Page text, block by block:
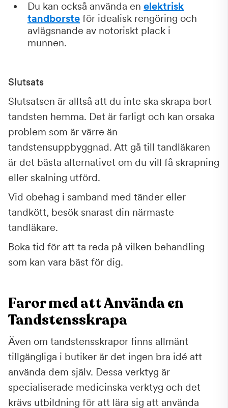
Du kan också använda en elektrisk
tandborste för idealisk rengöring och
avlägsnande av notoriskt plack i
munnen.
Slutsats
Slutsatsen är alltså att du inte ska skrapa bort
tandsten hemma. Det är farligt och kan orsaka
problem som är värre än
tandstensuppbyggnad. Att gå till tandläkaren
är det bästa alternativet om du vill få skrapning
eller skalning utförd.
Vid obehag i samband med tänder eller
tandkött, besök snarast din närmaste
tandläkare.
Boka tid för att ta reda på vilken behandling
som kan vara bäst för dig.
Faror med att Använda en
Tandstensskrapa
Även om tandstensskrapor finns allmänt
tillgängliga i butiker är det ingen bra idé att
använda dem själv. Dessa verktyg är
specialiserade medicinska verktyg och det
krävs utbildning för att lära sig att använda